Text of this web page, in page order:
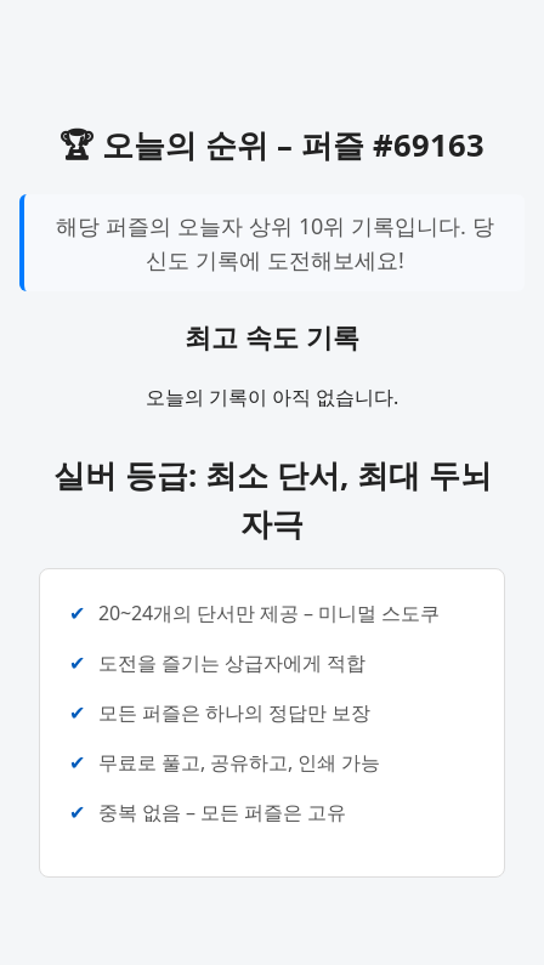
🏆 오늘의 순위 – 퍼즐 #69163
해당 퍼즐의 오늘자 상위 10위 기록입니다. 당
신도 기록에 도전해보세요!
최고 속도 기록
오늘의 기록이 아직 없습니다.
실버 등급: 최소 단서, 최대 두뇌
자극
20~24개의 단서만 제공 – 미니멀 스도쿠
도전을 즐기는 상급자에게 적합
모든 퍼즐은 하나의 정답만 보장
무료로 풀고, 공유하고, 인쇄 가능
중복 없음 – 모든 퍼즐은 고유